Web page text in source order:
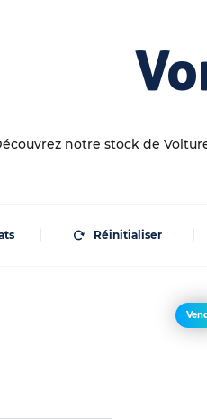
notre stock de
Réinitialiser